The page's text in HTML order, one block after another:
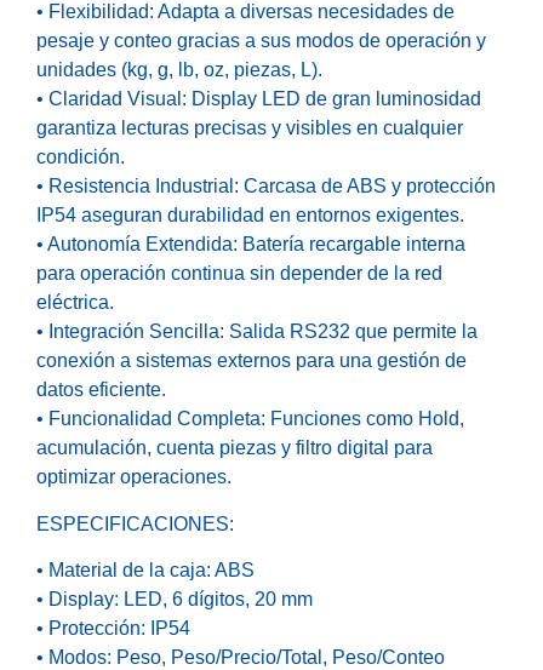
• Flexibilidad: Adapta a diversas necesidades de
pesaje y conteo gracias a sus modos de operación y
unidades (kg, g, lb, oz, piezas, L).
• Claridad Visual: Display LED de gran luminosidad
garantiza lecturas precisas y visibles en cualquier
condición.
• Resistencia Industrial: Carcasa de ABS y protección
IP54 aseguran durabilidad en entornos exigentes.
• Autonomía Extendida: Batería recargable interna
para operación continua sin depender de la red
eléctrica.
• Integración Sencilla: Salida RS232 que permite la
conexión a sistemas externos para una gestión de
datos eficiente.
• Funcionalidad Completa: Funciones como Hold,
acumulación, cuenta piezas y filtro digital para
optimizar operaciones.
ESPECIFICACIONES:
• Material de la caja: ABS
• Display: LED, 6 dígitos, 20 mm
• Protección: IP54
• Modos: Peso, Peso/Precio/Total, Peso/Conteo